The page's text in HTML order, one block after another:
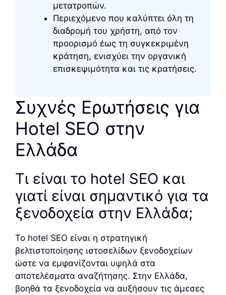
μετατροπών.
Περιεχόμενο που καλύπτει όλη τη
διαδρομή του χρήστη, από τον
προορισμό έως τη συγκεκριμένη
κράτηση, ενισχύει την οργανική
επισκεψιμότητα και τις κρατήσεις.
Συχνές Ερωτήσεις για
Hotel SEO στην
Ελλάδα
Τι είναι το hotel SEO και
γιατί είναι σημαντικό για τα
ξενοδοχεία στην Ελλάδα;
Το hotel SEO είναι η στρατηγική
βελτιστοποίησης ιστοσελίδων ξενοδοχείων
ώστε να εμφανίζονται υψηλά στα
αποτελέσματα αναζήτησης. Στην Ελλάδα,
βοηθά τα ξενοδοχεία να αυξήσουν τις άμεσες